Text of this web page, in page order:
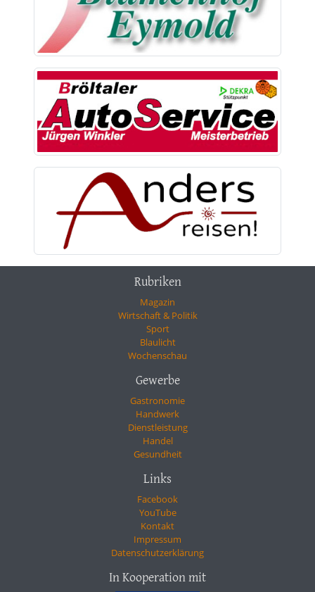
Rubriken
Magazin
Wirtschaft & Politik
Sport
Blaulicht
Wochenschau
Gewerbe
Gastronomie
Handwerk
Dienstleistung
Handel
Gesundheit
Links
Facebook
YouTube
Kontakt
Impressum
Datenschutzerklärung
In Kooperation mit